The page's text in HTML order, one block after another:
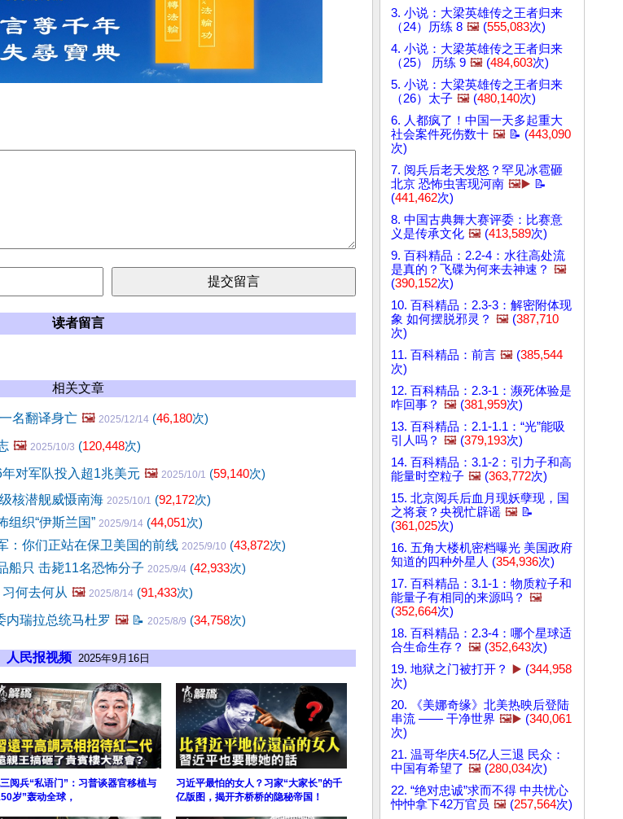
读者留言
相关文章
名翻译身亡 🖼️ 2025/12/14 (46,180次)
🖼️ 2025/10/3 (120,448次)
对军队投入超1兆美元 🖼️ 2025/10/1 (59,140次)
核潜舰威慑南海 2025/10/1 (92,172次)
组织“伊斯兰国” 2025/9/14 (44,051次)
：你们正站在保卫美国的前线 2025/9/10 (43,872次)
船只 击毙11名恐怖分子 2025/9/4 (42,933次)
何去何从 🖼️ 2025/8/14 (91,433次)
内瑞拉总统马杜罗 🖼️ 📝 2025/8/9 (34,758次)
人民报视频 2025年9月16日
阅兵“私语门”：习普谈器官移植与
岁”轰动全球，
习近平最怕的女人？习家“大家长”的千
亿版图，揭开齐桥桥的隐秘帝国！
3. 小说：大梁英雄传之王者归来
（24）历练 8 🖼️ (555,083次)
4. 小说：大梁英雄传之王者归来
（25） 历练 9 🖼️ (484,603次)
5. 小说：大梁英雄传之王者归来
（26）太子 🖼️ (480,140次)
6. 人都疯了！中国一天多起重大
社会案件死伤数十 🖼️ 📝 (443,090
次)
7. 阅兵后老天发怒？罕见冰雹砸
北京 恐怖虫害现河南 🖼️▶️ 📝
(441,462次)
8. 中国古典舞大赛评委：比赛意
义是传承文化 🖼️ (413,589次)
9. 百科精品：2.2-4：水往高处流
是真的？飞碟为何来去神速？ 🖼️
(390,152次)
10. 百科精品：2.3-3：解密附体现
象 如何摆脱邪灵？ 🖼️ (387,710
次)
11. 百科精品：前言 🖼️ (385,544
次)
12. 百科精品：2.3-1：濒死体验是
咋回事？ 🖼️ (381,959次)
13. 百科精品：2.1-1.1：“光”能吸
引人吗？ 🖼️ (379,193次)
14. 百科精品：3.1-2：引力子和高
能量时空粒子 🖼️ (363,772次)
15. 北京阅兵后血月现妖孽现，国
之将衰？央视忙辟谣 🖼️ 📝
(361,025次)
16. 五角大楼机密档曝光 美国政府
知道的四种外星人 (354,936次)
17. 百科精品：3.1-1：物质粒子和
能量子有相同的来源吗？ 🖼️
(352,664次)
18. 百科精品：2.3-4：哪个星球适
合生命生存？ 🖼️ (352,643次)
19. 地狱之门被打开？
▶️ (344,958
次)
20. 《美娜奇缘》北美热映后登陆
串流 —— 干净世界 🖼️▶️ (340,061
次)
21. 温哥华庆4.5亿人三退 民众：
中国有希望了 🖼️ (280,034次)
22. “绝对忠诚”求而不得 中共忧心
忡忡拿下42万官员 🖼️ (257,564次)